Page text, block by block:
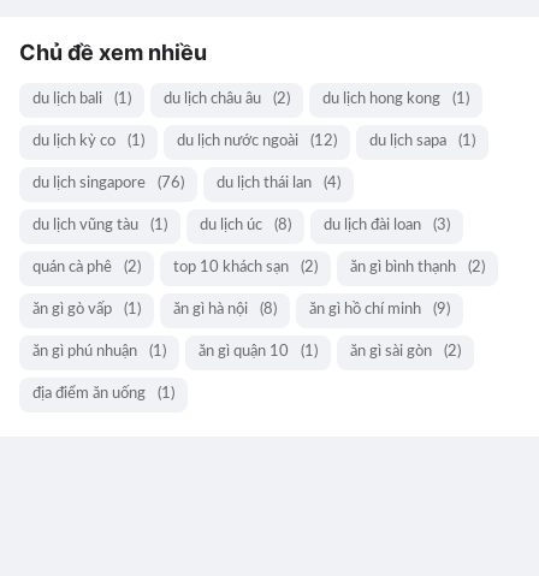
Chủ đề xem nhiều
du lịch bali (1) du lịch châu âu (2) du lịch hong kong (1)
du lịch kỳ co (1) du lịch nước ngoài (12) du lịch sapa (1)
du lịch singapore (76) du lịch thái lan (4)
du lịch vũng tàu (1) du lịch úc (8) du lịch đài loan (3)
quán cà phê (2) top 10 khách sạn (2) ăn gì bình thạnh (2)
ăn gì gò vấp (1) ăn gì hà nội (8) ăn gì hồ chí minh (9)
ăn gì phú nhuận (1) ăn gì quận 10 (1) ăn gì sài gòn (2)
địa điểm ăn uống (1)